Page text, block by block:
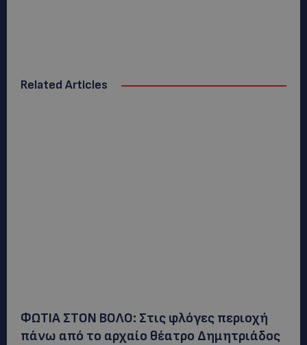
Related Articles
ΦΩΤΙΑ ΣΤΟΝ ΒΟΛΟ: Στις φλόγες περιοχή
πάνω από το αρχαίο θέατρο Δημητριάδος